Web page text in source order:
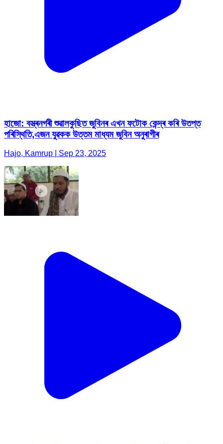
হাজো: বস্ত্ৰনগৰী শুৱালকুছিত জুবিনৰ এখন ফটোক কেন্দ্ৰ কৰি উতপ্ত
পৰিস্থিতি,এজন যুৱকক উত্তম মাধ্যম জুবিন অনুৰাগীৰ
Hajo, Kamrup | Sep 23, 2025